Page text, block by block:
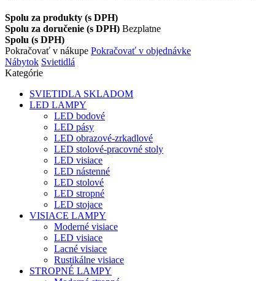
Spolu za produkty (s DPH)
Spolu za doručenie (s DPH) Bezplatne
Spolu (s DPH)
Pokračovať v nákupe Pokračovať v objednávke
Nábytok Svietidlá
Kategórie
SVIETIDLA SKLADOM
LED LAMPY
LED bodové
LED pásy
LED obrazové-zrkadlové
LED stolové-pracovné stoly
LED visiace
LED nástenné
LED stolové
LED stropné
LED stojace
VISIACE LAMPY
Moderné visiace
LED visiace
Lacné visiace
Rustikálne visiace
STROPNÉ LAMPY